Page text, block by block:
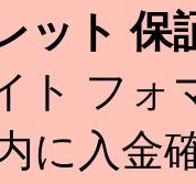
ット 保
ト フォ
に入金